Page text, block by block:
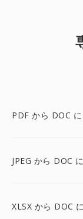
PDF から DOC に
JPEG から DOC に
XLSX から DOC に